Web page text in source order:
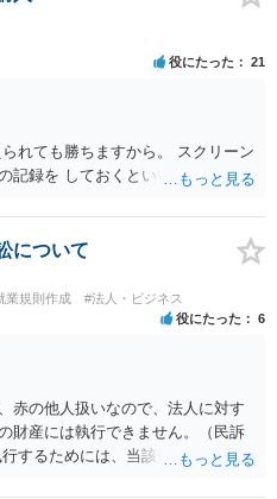
ます。こうした中で，顧客の判断
形式的には顧客側に帰責性があっ
一方で，実質的に考えた場合，集
よっては集会に供する施設の1つと
でも，事実上挙式等の実施が困難
顧客の「責めに帰すべき事由」が
は危険かと思われます。 なお，仮
これまでに生じた費用や打合せ相
了時の委任事務への報酬請求や不
められる可能性はあるかと思われ
した交渉や，法的手続きを取るこ
われるため，法的手続きまでは行
支払いに関する合意を目指す方が
】 事実か否かにかかわらず，相手
役にたった 21
れても勝ちますから。 スクリーン
記録を しておくといいでしょう。
について
業規則作成 #法人・ビジネス
役にたった 6
赤の他人扱いなので、法人に対す
財産には執行できません。（民訴
するためには、当該個人に対して